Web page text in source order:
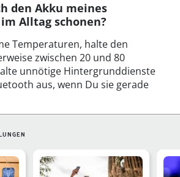
den Akku meines
Alltag schonen?
Temperaturen, halte den
zwischen 20 und 80
unnötige Hintergrunddienste
aus, wenn Du sie gerade